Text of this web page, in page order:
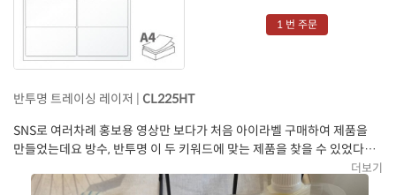
1 번 주문
반투명 트레이싱 레이저 | CL225HT
SNS로 여러차례 홍보용 영상만 보다가 처음 아이라벨 구매하여 제품을
만들었는데요 방수, 반투명 이 두 키워드에 맞는 제품을 찾을 수 있었다는
것 만으로도 좋았는데 레이저 전용지 출력 상태도 엄청 좋더라고요 소량
제품을 원하시는 고객분을 위한 제작용 라벨. 손님이 엄청 맘에
더보기